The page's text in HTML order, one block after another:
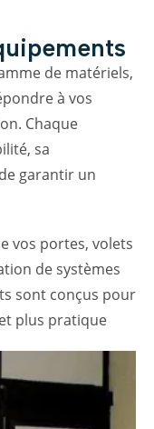
de matériels,
à vos
Chaque
sa
garantir un
vos portes, volets
de systèmes
sont conçus pour
plus pratique